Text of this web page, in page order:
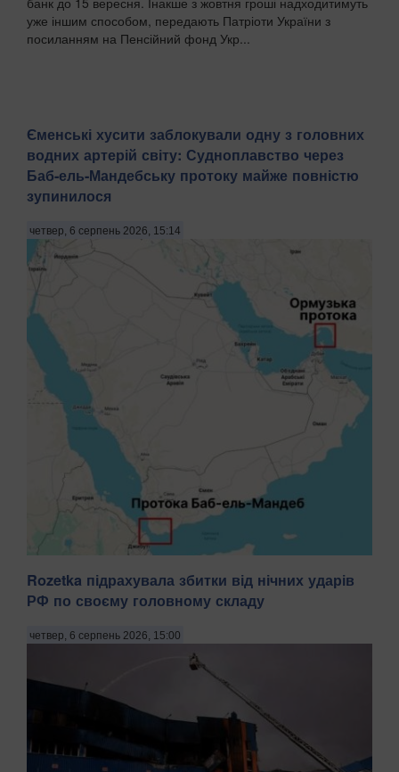
уже іншим способом, передають Патріоти України з
посиланням на Пенсійний фонд Укр...
Єменські хусити заблокували одну з головних
водних артерій світу: Судноплавство через
Баб-ель-Мандебську протоку майже повністю
зупинилося
четвер, 6 серпень 2026, 15:14
Судноплавство через Баб-ель-Мандебську протоку, яка є
одним із ключових морських торговельних вузлів, суттєво
свідчать дані моніторингу судноплавства, передають
Патріоти України з посиланням на Reuters. 5...
Rozetka підрахувала збитки від нічних ударів
РФ по своєму головному складу
четвер, 6 серпень 2026, 15:00